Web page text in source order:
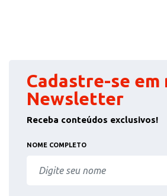
Cadastre-se em
Newsletter
Receba conteúdos exclusivos!
NOME COMPLETO